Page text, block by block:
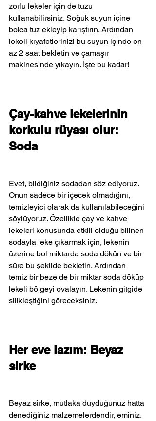
zorlu lekeler için de tuzu
kullanabilirsiniz. Soğuk suyun içine
bolca tuz ekleyip karıştırın. Ardından
lekeli kıyafetlerinizi bu suyun içinde en
az 2 saat bekletin ve çamaşır
makinesinde yıkayın. İşte bu kadar!
Çay-kahve lekelerinin
korkulu rüyası olur:
Soda
Evet, bildiğiniz sodadan söz ediyoruz.
Onun sadece bir içecek olmadığını,
temizleyici olarak da kullanılabileceğini
söylüyoruz. Özellikle çay ve kahve
lekeleri konusunda etkili olduğu bilinen
sodayla leke çıkarmak için, lekenin
üzerine bol miktarda soda dökün ve bir
süre bu şekilde bekletin. Ardından
temiz bir beze de bir miktar soda döküp
lekeli bölgeyi ovalayın. Lekenin gitgide
silikleştiğini göreceksiniz.
Her eve lazım: Beyaz
sirke
Beyaz sirke, mutlaka duyduğunuz hatta
denediğiniz malzemelerdendir, eminiz.